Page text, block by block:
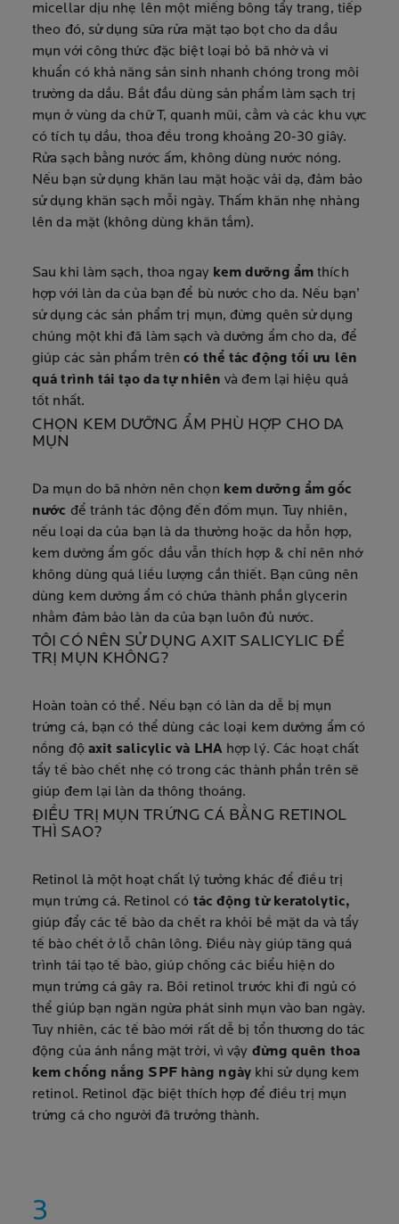
micellar dịu nhẹ lên một miếng bông tẩy trang, tiếp
theo đó, sử dụng sữa rửa mặt tạo bọt cho da dầu
mụn với công thức đặc biệt loại bỏ bã nhờ và vi
khuẩn có khả năng sản sinh nhanh chóng trong môi
trường da dầu. Bắt đầu dùng sản phẩm làm sạch trị
mụn ở vùng da chữ T, quanh mũi, cằm và các khu vực
có tích tụ dầu, thoa đều trong khoảng 20-30 giây.
Rửa sạch bằng nước ấm, không dùng nước nóng.
Nếu bạn sử dụng khăn lau mặt hoặc vải dạ, đảm bảo
sử dụng khăn sạch mỗi ngày. Thấm khăn nhẹ nhàng
lên da mặt (không dùng khăn tắm).
Sau khi làm sạch, thoa ngaykem dưỡng ẩmthích
hợp với làn da của bạn để bù nước cho da. Nếu bạn’
sử dụng các sản phẩm trị mụn, đừng quên sử dụng
chúng một khi đã làm sạch và dưỡng ẩm cho da, để
giúp các sản phẩm trêncó thể tác động tối ưu lên
quá trình tái tạo da tự nhiên và đem lại hiệu quả
tốt nhất.
CHỌN KEM DƯỠNG ẨM PHÙ HỢP CHO DA
MỤN
Da mụn do bã nhờn nên chọn kem dưỡng ẩm gốc
nước để tránh tác động đến đốm mụn. Tuy nhiên,
nếu loại da của bạn là da thường hoặc da hỗn hợp,
kem dưỡng ẩm gốc dầu vẫn thích hợp & chỉ nên nhớ
không dùng quá liều lượng cần thiết. Bạn cũng nên
dùng kem dưỡng ẩm có chứa thành phần glycerin
nhằm đảm bảo làn da của bạn luôn đủ nước.
TÔI CÓ NÊN SỬ DỤNG AXIT SALICYLIC ĐỂ
TRỊ MỤN KHÔNG?
Hoàn toàn có thể. Nếu bạn có làn da dễ bị mụn
trứng cá, bạn có thể dùng các loại kem dưỡng ẩm có
nồng độ axit salicylic và LHA hợp lý. Các hoạt chất
tẩy tế bào chết nhẹ có trong các thành phần trên sẽ
giúp đem lại làn da thông thoáng.
ĐIỀU TRỊ MỤN TRỨNG CÁ BẰNG RETINOL
THÌ SAO?
Retinol là một hoạt chất lý tưởng khác để điều trị
mụn trứng cá. Retinol có tác động từ keratolytic,
giúp đẩy các tế bào da chết ra khỏi bề mặt da và tẩy
tế bào chết ở lỗ chân lông. Điều này giúp tăng quá
trình tái tạo tế bào, giúp chống các biểu hiện do
mụn trứng cá gây ra. Bôi retinol trước khi đi ngủ có
thể giúp bạn ngăn ngừa phát sinh mụn vào ban ngày.
Tuy nhiên, các tế bào mới rất dễ bị tổn thương do tác
động của ánh nắng mặt trời, vì vậy đừng quên thoa
kem chống nắng SPF hàng ngày khi sử dụng kem
retinol. Retinol đặc biệt thích hợp để điều trị mụn
trứng cá cho người đã trưởng thành.